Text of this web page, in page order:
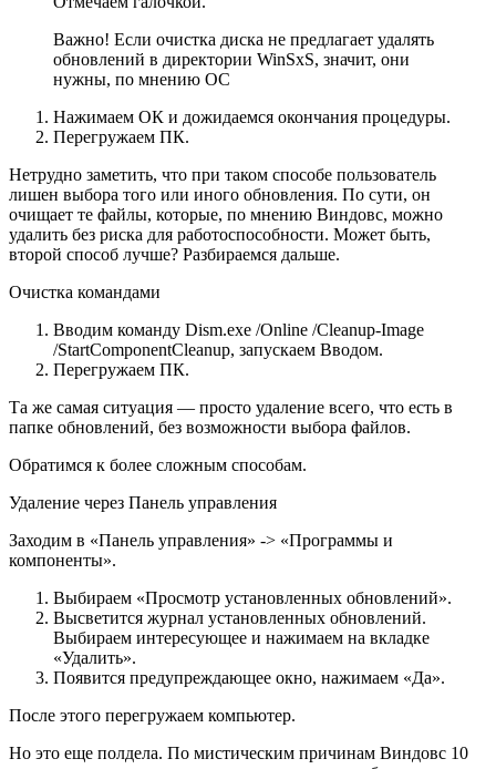
Важно! Если очистка диска не предлагает удалять
обновлений в директории WinSxS, значит, они
нужны, по мнению ОС
Нажимаем ОК и дожидаемся окончания процедуры.
Перегружаем ПК.
Нетрудно заметить, что при таком способе пользователь
лишен выбора того или иного обновления. По сути, он
очищает те файлы, которые, по мнению Виндовс, можно
удалить без риска для работоспособности. Может быть,
второй способ лучше? Разбираемся дальше.
Очистка командами
Вводим команду Dism.exe /Online /Cleanup-Image
/StartComponentCleanup, запускаем Вводом.
Перегружаем ПК.
Та же самая ситуация — просто удаление всего, что есть в
папке обновлений, без возможности выбора файлов.
Обратимся к более сложным способам.
Удаление через Панель управления
Заходим в «Панель управления» -> «Программы и
компоненты».
Выбираем «Просмотр установленных обновлений».
Высветится журнал установленных обновлений.
Выбираем интересующее и нажимаем на вкладке
«Удалить».
Появится предупреждающее окно, нажимаем «Да».
После этого перегружаем компьютер.
Но это еще полдела. По мистическим причинам Виндовс 10